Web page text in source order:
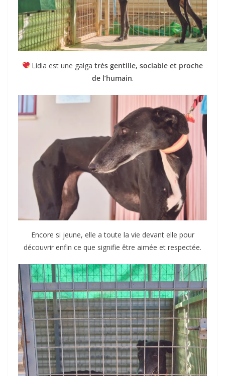
Lidia est une galgatrès gentille, sociable et proche
de l’humain.
Encore si jeune, elle a toute la vie devant elle pour
découvrir enfin ce que signifie être aimée et respectée.